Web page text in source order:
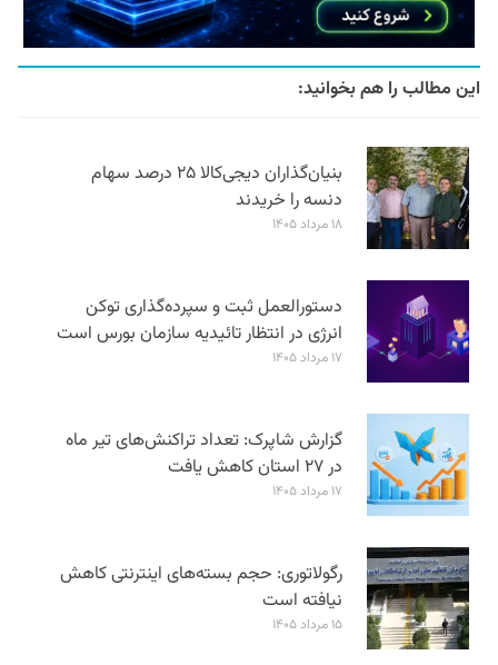
این مطالب را هم بخوانید:
بنیان‌گذاران دیجی‌کالا ۲۵ درصد سهام
دنسه را خریدند
۱۸ مرداد ۱۴۰۵
دستورالعمل ثبت و سپرده‌گذاری توکن
انرژی در انتظار تائیدیه سازمان بورس است
۱۷ مرداد ۱۴۰۵
گزارش شاپرک: تعداد تراکنش‌های تیر ماه
در ۲۷ استان‌ کاهش یافت
۱۷ مرداد ۱۴۰۵
رگولاتوری: حجم بسته‌های اینترنتی کاهش
نیافته است
۱۵ مرداد ۱۴۰۵